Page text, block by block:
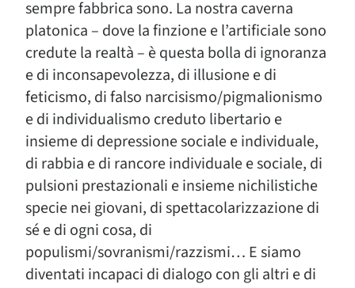
sempre fabbrica sono. La nostra caverna
platonica – dove la finzione e l’artificiale sono
credute la realtà – è questa bolla di ignoranza
e di inconsapevolezza, di illusione e di
feticismo, di falso narcisismo/pigmalionismo
e di individualismo creduto libertario e
insieme di depressione sociale e individuale,
di rabbia e di rancore individuale e sociale, di
pulsioni prestazionali e insieme nichilistiche
specie nei giovani, di spettacolarizzazione di
sé e di ogni cosa, di
populismi/sovranismi/razzismi… E siamo
diventati incapaci di dialogo con gli altri e di